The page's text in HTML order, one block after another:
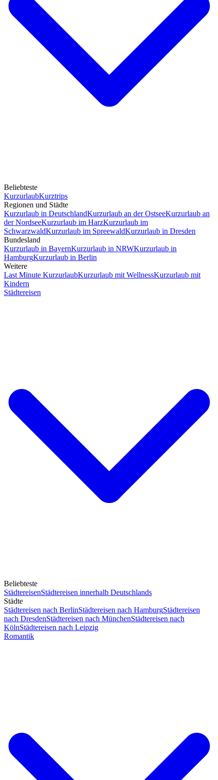
Beliebteste
KurzurlaubKurztrips
Regionen und Städte
Kurzurlaub in DeutschlandKurzurlaub an der OstseeKurzurlaub an
der NordseeKurzurlaub im HarzKurzurlaub im
SchwarzwaldKurzurlaub im SpreewaldKurzurlaub in Dresden
Bundesland
Kurzurlaub in BayernKurzurlaub in NRWKurzurlaub in
HamburgKurzurlaub in Berlin
Weitere
Last Minute KurzurlaubKurzurlaub mit WellnessKurzurlaub mit
Kindern
Städtereisen
Beliebteste
StädtereisenStädtereisen innerhalb Deutschlands
Städte
Städtereisen nach BerlinStädtereisen nach HamburgStädtereisen
nach DresdenStädtereisen nach MünchenStädtereisen nach
KölnStädtereisen nach Leipzig
Romantik